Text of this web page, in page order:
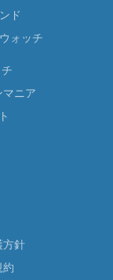
ド
ォッチ
ニア
方針
約